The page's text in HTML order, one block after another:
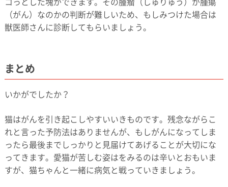
（がん）なのかの判断が難しいため、もしみつけた場合は
獣医師さんに診断してもらいましょう。
まとめ
いかがでしたか？
猫はがんを引き起こしやすいいきものです。残念ながらこ
れと言った予防法はありませんが、もしがんになってしま
ったら最後までしっかりと見届けてあげることが大切にな
ってきます。愛猫が苦しむ姿はをみるのは辛いとおもいま
すが、猫ちゃんと一緒に病気と戦っていきましょう。